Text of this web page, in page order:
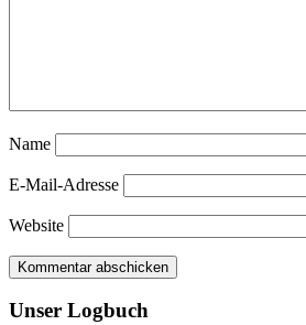
Name
E-Mail-Adresse
Website
Unser Logbuch